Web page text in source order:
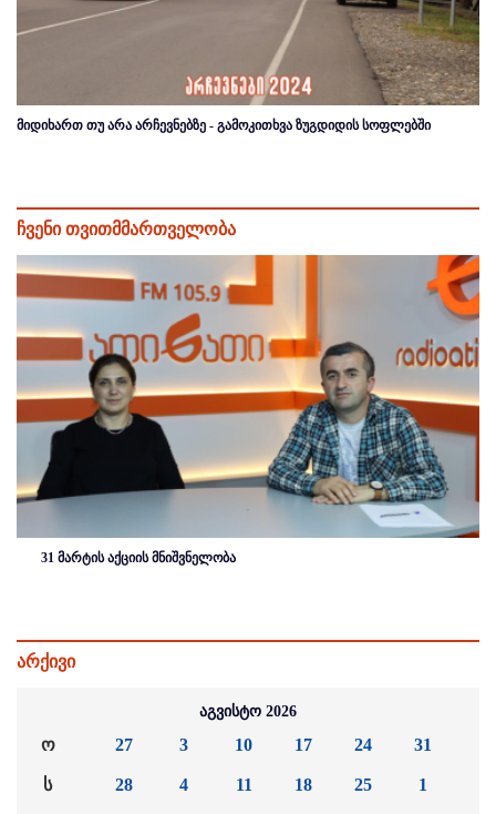
მიდიხართ თუ არა არჩევნებზე - გამოკითხვა ზუგდიდის სოფლებში
ჩვენი თვითმმართველობა
31 მარტის აქციის მნიშვნელობა
არქივი
აგვისტო 2026
ო
ს
27
28
3
4
10
11
17
18
24
25
31
1